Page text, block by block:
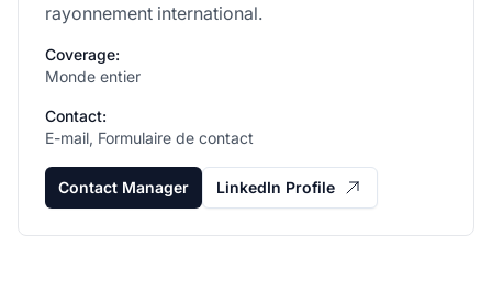
rayonnement international.
Coverage:
Monde entier
Contact:
E-mail, Formulaire de contact
Contact Manager LinkedIn Profile